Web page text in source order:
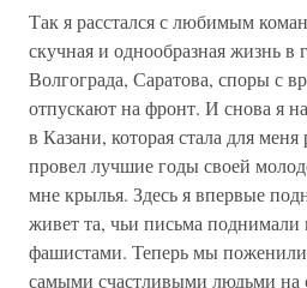
Так я расстался с любимым
скучная и однообразная жизнь в
Волгограда, Саратова, споры с
отпускают на фронт. И снова я
в Казани, которая стала для
провел лучшие годы своей
мне крылья. Здесь я впервые
живет та, чьи письма поднимали
фашистами. Теперь мы
самыми счастливыми людьми на